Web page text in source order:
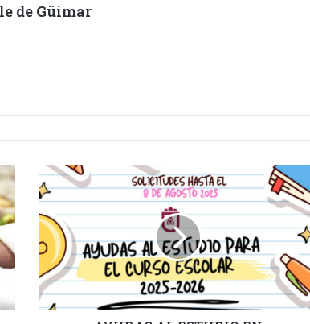
de Güímar
AYUDAS
AL
ESTUDIO
EN
CANDELARIA.